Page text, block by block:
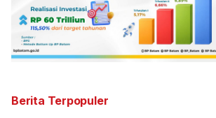
Berita Terpopuler